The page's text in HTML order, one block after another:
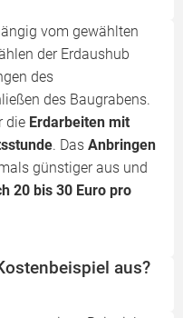
vom gewählten
der Erdaushub
des
des Baugrabens.
die Erdarbeiten mit
. Das Anbringen
günstiger aus und
20 bis 30 Euro pro
aus?